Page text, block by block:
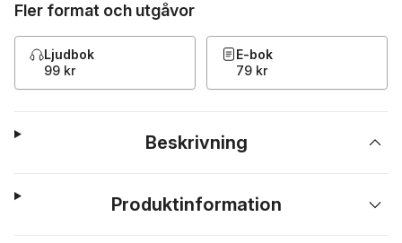
Fler format och utgåvor
Ljudbok
99 kr
E-bok
79 kr
Beskrivning
Produktinformation